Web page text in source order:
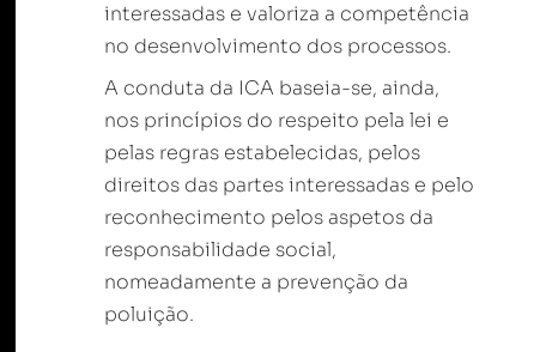
interessadas e valoriza a competência
no desenvolvimento dos processos.
A conduta da ICA baseia-se, ainda,
nos princípios do respeito pela lei e
pelas regras estabelecidas, pelos
direitos das partes interessadas e pelo
reconhecimento pelos aspetos da
responsabilidade social,
nomeadamente a prevenção da
poluição.